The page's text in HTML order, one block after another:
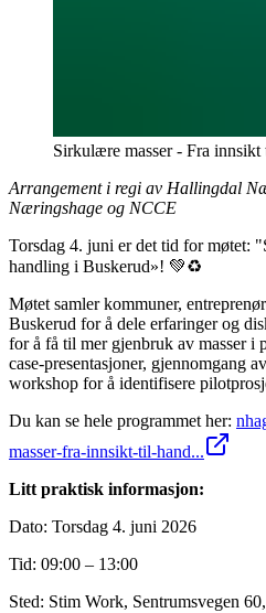
Sirkulære masser - Fra
Arrangement i regi av Hallingdal
Næringshage og NCCE
Torsdag 4. juni er det tid for møtet:
handling i Buskerud»! 💚♻️
Møtet samler kommuner,
Buskerud for å dele erfaringer og
for å få til mer gjenbruk av masser i
case-presentasjoner, gjennomgang
workshop for å identifisere
Du kan se hele programmet her:
masser-fra-innsikt-til-hand...
Litt praktisk informasjon:
Dato: Torsdag 4. juni 2026
Tid: 09:00 – 13:00
Sted: Stim Work, Sentrumsvegen